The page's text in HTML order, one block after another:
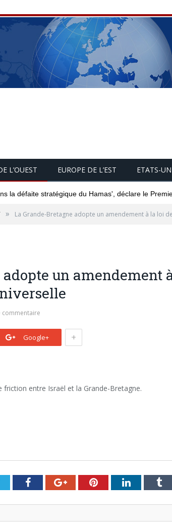
L’OUEST EUROPE DE L’EST ETATS-
la défaite stratégique du Hamas', déclare le
» La Grande-Bretagne adopte un amendement à la loi
un amendement
commentaire
Google+ +
entre Israël et la Grande-Bretagne.
FacebookGoogle+PinterestLinkedIn